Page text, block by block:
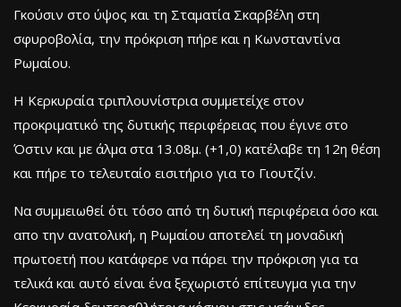
Γκούσιν στο ύψος και τη Σταματία Σκαρβέλη στη
σφυροβολία, την πρόκριση πήρε και η Κωνσταντίνα
Ρωμαίου.
Η Κερκυραία τριπλουνίστρια συμμετείχε στον
προκριματικό της δυτικής περιφέρειας που έγινε στο
Όστιν και με άλμα στα 13.08μ. (+1,0) κατέλαβε τη 12η θέση
και πήρε το τελευταίο εισιτήριο για το Γιουτζίν.
Να συμμειωθεί ότι τόσο από τη δυτική περιφέρεια όσο και
απο την ανατολική, η Ρωμαίου αποτελεί τη μοναδική
πρωτοετή που κατάφερε να πάρει την πρόκριση για τα
τελικά και αυτό είναι ένα ξεχωριστό επίτευγμα για την